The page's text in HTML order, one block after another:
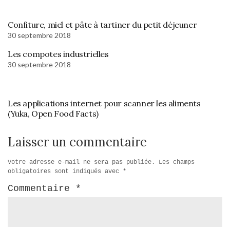
Confiture, miel et pâte à tartiner du petit déjeuner
30 septembre 2018
Les compotes industrielles
30 septembre 2018
Les applications internet pour scanner les aliments
(Yuka, Open Food Facts)
Laisser un commentaire
Votre adresse e-mail ne sera pas publiée.
Les champs
obligatoires sont indiqués avec *
Commentaire *